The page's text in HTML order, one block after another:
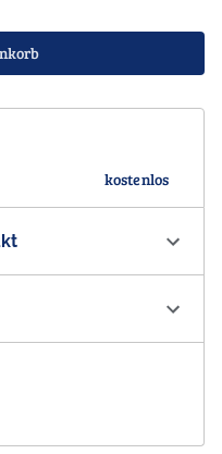
kostenlos
Whisky 41 % vol.
reifte der